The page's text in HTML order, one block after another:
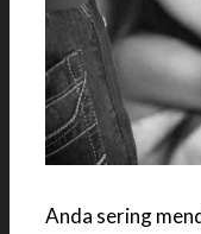
Anda sering